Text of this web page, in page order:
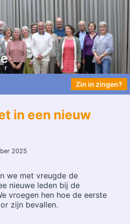
Zin in zingen?
in een nieuw
2025
we met vreugde de
nieuwe leden bij de
vroegen hen hoe de eerste
zijn bevallen.